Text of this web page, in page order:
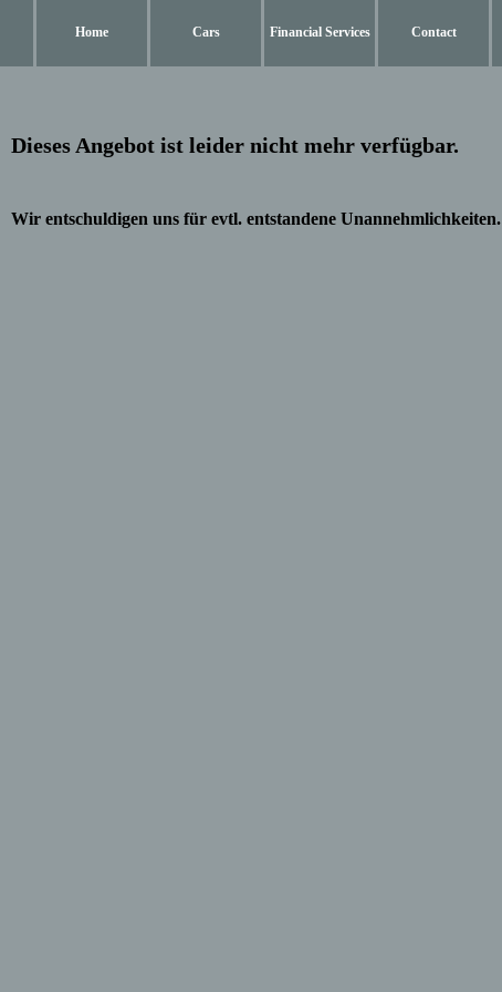
Home Cars Financial Services Contact
Dieses Angebot ist leider nicht mehr verfügbar.
Wir entschuldigen uns für evtl. entstandene Unannehmlichkeiten.